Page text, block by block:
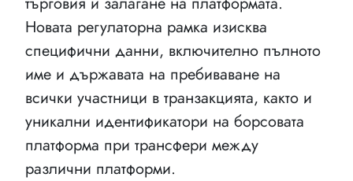
Новата регулаторна рамка изисква
специфични данни, включително пълното
име и държавата на пребиваване на
всички участници в транзакцията, както и
уникални идентификатори на борсовата
платформа при трансфери между
различни платформи.